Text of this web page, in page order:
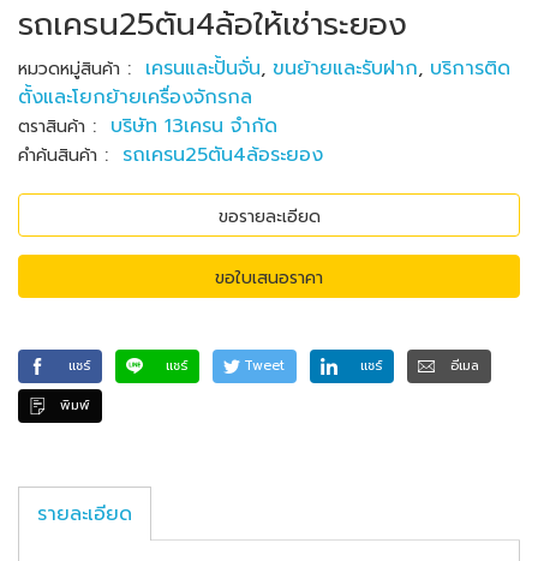
รถเครน25ตัน4ล้อให้เช่าระยอง
หมวดหมู่สินค้า : เครนและปั้นจั่น, ขนย้ายและรับฝาก, บริการติด
ตั้งและโยกย้ายเครื่องจักรกล
ตราสินค้า : บริษัท 13เครน จำกัด
คำค้นสินค้า : รถเครน25ตัน4ล้อระยอง
ขอรายละเอียด
ขอใบเสนอราคา
แชร์ แชร์ Tweet แชร์
อีเมล
พิมพ์
รายละเอียด